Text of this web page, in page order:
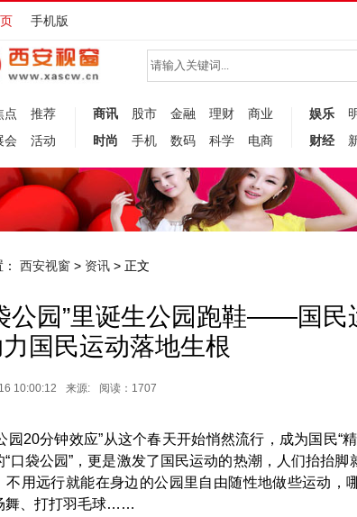
手机版
点
推荐
会 活动
商讯 股市 金融 理财
商业
时尚
手机 数码 科学 电商
娱乐
财经
西安视窗 > 资讯 > 正文
公园”里诞生公园跑鞋——国民
国民运动落地生根
10:00:12 来源: 阅读：1707
20分钟效应”从这个春天开始悄然流行，成为国民“
“口袋公园”，更是激发了国民运动的热潮，人们抬抬
不用远行就能在身边的公园里自由随性地做些运动，
舞、打打羽毛球……